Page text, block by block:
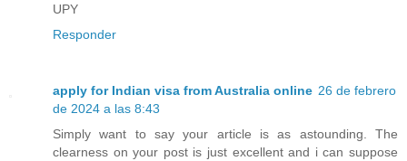
UPY
Responder
apply for Indian visa from Australia online 26 de febrero
de 2024 a las 8:43
Simply want to say your article is as astounding. The
clearness on your post is just excellent and i can suppose